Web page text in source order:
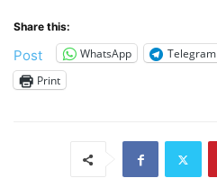
Share this:
Post WhatsApp Telegram
Print